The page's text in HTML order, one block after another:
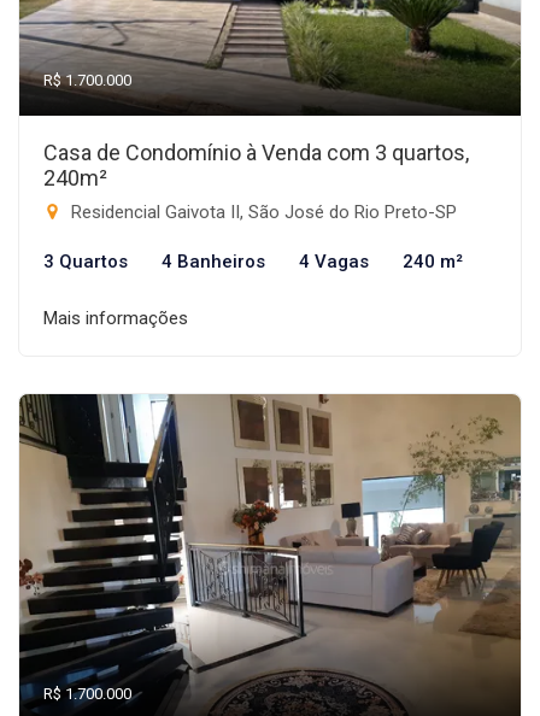
R$ 1.700.000
Casa de Condomínio à Venda com 3 quartos,
240m²
Residencial Gaivota II, São José do Rio Preto-SP
3 Quartos 4 Banheiros 4 Vagas 240 m²
Mais informações
R$ 1.700.000